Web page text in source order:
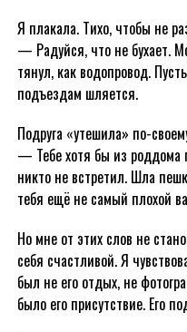
Я плакала. Тихо, чтобы не
— Радуйся, что не бухает.
тянул, как водопровод.
подъездам шляется.
Подруга «утешила» по-
— Тебе хотя бы из роддома
никто не встретил. Шла
тебя ещё не самый плохой
Но мне от этих слов не
себя счастливой. Я
был не его отдых, не
было его присутствие. Его